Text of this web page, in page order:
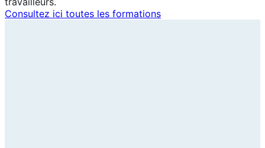
Consultez ici toutes les formations